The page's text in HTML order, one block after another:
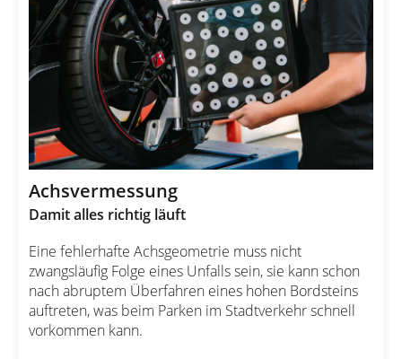
Achsvermessung
Damit alles richtig läuft
Eine fehlerhafte Achsgeometrie muss nicht
zwangsläufig Folge eines Unfalls sein, sie kann schon
nach abruptem Überfahren eines hohen Bordsteins
auftreten, was beim Parken im Stadtverkehr schnell
vorkommen kann.